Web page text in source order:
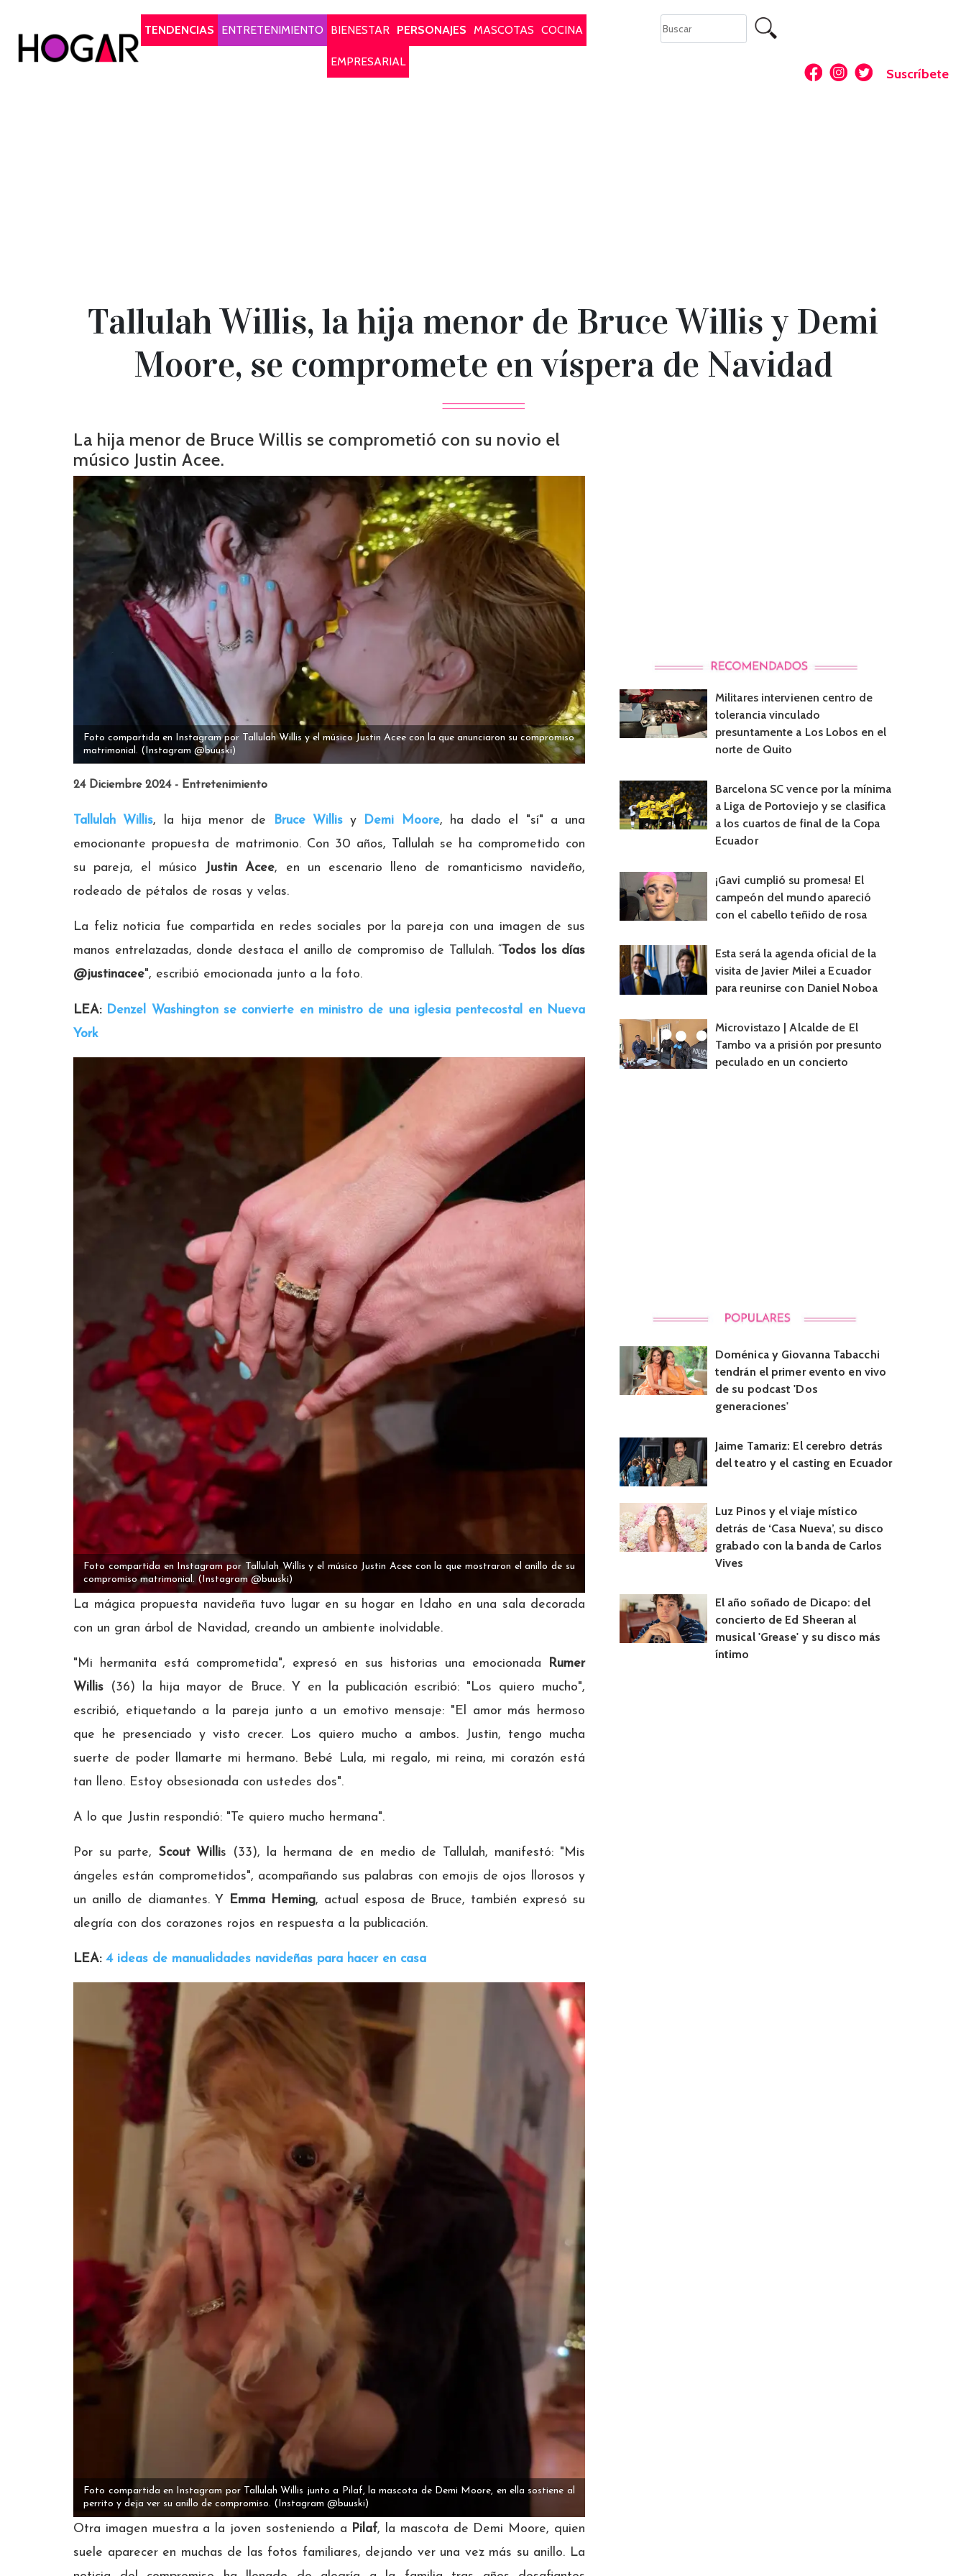
TENDENCIAS
ENTRETENIMIENTO BIENESTAR PERSONAJES MASCOTAS COCINA
EMPRESARIAL
Suscríbete
Tallulah Willis, la hija menor de Bruce Willis y Demi
Moore, se compromete en víspera de Navidad
La hija menor de Bruce Willis se comprometió con su novio el
músico Justin Acee.
Foto compartida en Instagram por Tallulah Willis y el músico Justin Acee con la que anunciaron su compromiso
matrimonial. (Instagram @buuski)
24 Diciembre 2024 - Entretenimiento
Tallulah Willis, la hija menor de Bruce Willisy Demi Moore, ha dado el "sí" a una
emocionante propuesta de matrimonio. Con 30 años, Tallulah se ha comprometido con
su pareja, el músico
Justin Acee, en un escenario lleno de romanticismo navideño,
rodeado de pétalos de rosas y velas.
La feliz noticia fue compartida en redes sociales por la pareja con una imagen de sus
manos entrelazadas, donde destaca el anillo de compromiso de Tallulah. “Todos los días
@justinacee", escribió emocionada junto a la foto.
LEA: Denzel Washington se convierte en ministro de una iglesia pentecostal en Nueva
York
Foto compartida en Instagram por Tallulah Willis y el músico Justin Acee con la que mostraron el anillo de su
compromiso matrimonial. (Instagram @buuski)
La mágica propuesta navideña tuvo lugar en su hogar en Idaho en una sala decorada
con un gran árbol de Navidad, creando un ambiente inolvidable.
"Mi hermanita está comprometida", expresó en sus historias una emocionada
Rumer
Willis (36) la hija mayor de Bruce. Y en la publicación escribió: "Los quiero mucho",
escribió, etiquetando a la pareja junto a un emotivo mensaje: "El amor más hermoso
que he presenciado y visto crecer. Los quiero mucho a ambos. Justin, tengo mucha
suerte de poder llamarte mi hermano. Bebé Lula, mi regalo, mi reina, mi corazón está
tan lleno. Estoy obsesionada con ustedes dos".
A lo que Justin respondió: "Te quiero mucho hermana".
Por su parte, Scout Willis (33), la hermana de en medio de Tallulah, manifestó: "Mis
ángeles están comprometidos", acompañando sus palabras con emojis de ojos llorosos y
un anillo de diamantes. Y Emma Heming, actual esposa de Bruce, también expresó su
alegría con dos corazones rojos en respuesta a la publicación.
LEA: 4 ideas de manualidades navideñas para hacer en casa
Foto compartida en Instagram por Tallulah Willis junto a Pilaf, la mascota de Demi Moore, en ella sostiene al
perrito y deja ver su anillo de compromiso. (Instagram @buuski)
Otra imagen muestra a la joven sosteniendo a Pilaf, la mascota de Demi Moore, quien
suele aparecer en muchas de las fotos familiares, dejando ver una vez más su anillo. La
Militares intervienen centro de
tolerancia vinculado
presuntamente a Los Lobos en el
norte de Quito
Barcelona SC vence por la mínima
a Liga de Portoviejo y se clasifica
a los cuartos de final de la Copa
Ecuador
¡Gavi cumplió su promesa! El
campeón del mundo apareció
con el cabello teñido de rosa
Esta será la agenda oficial de la
visita de Javier Milei a Ecuador
para reunirse con Daniel Noboa
Microvistazo | Alcalde de El
Tambo va a prisión por presunto
peculado en un concierto
Doménica y Giovanna Tabacchi
tendrán el primer evento en vivo
de su podcast 'Dos
generaciones'
Jaime Tamariz: El cerebro detrás
del teatro y el casting en Ecuador
Luz Pinos y el viaje místico
detrás de ‘Casa Nueva’, su disco
grabado con la banda de Carlos
Vives
El año soñado de Dicapo: del
concierto de Ed Sheeran al
musical 'Grease' y su disco más
íntimo